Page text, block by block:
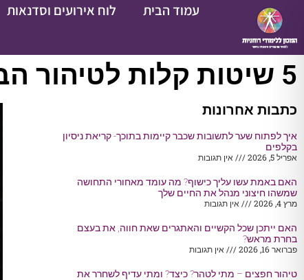
עמוד הבית לוח אירועים וסדנאות
5 שיטות קלות לטיהור הבית
כתבות אחרונות
איך לפתוח שער לתשובות שכבר קיימות בתוכך- קריאת ניסיון
בקלפים
אפריל 5, 2026
אין תגובות
האם באמת עשו עליך כישוף? מה עומד מאחורי התחושה
שמשהו חיצוני מנהל את החיים שלך
מרץ 4, 2026
אין תגובות
האם ייתכן שכל הקשיים והאתגרים שאת חווה, את בעצם
בחרת מראש?
פברואר 16, 2026
אין תגובות
טיהור חפצים – מתי לטהר? כיצד? ומתי עדיף לשחרר את